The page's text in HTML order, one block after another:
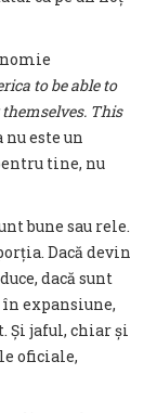
to be able to
This
este un
tine, nu
bune sau rele.
Dacă devin
dacă sunt
expansiune,
Și jaful, chiar și
oficiale,